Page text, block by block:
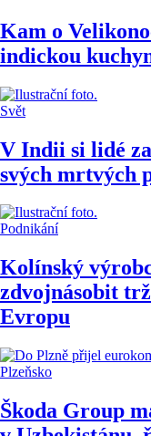
Kam o
indickou
Svět
V Indii si lidé
svých mrtvých
Podnikání
Kolínský
zdvojnásobit
Evropu
Plzeňsko
Škoda Group